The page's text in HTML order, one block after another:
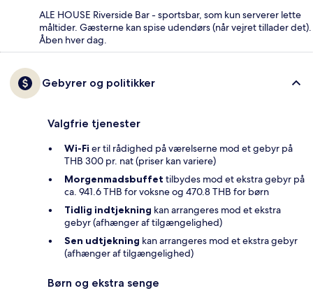
ALE HOUSE Riverside Bar - sportsbar, som kun serverer lette
måltider. Gæsterne kan spise udendørs (når vejret tillader det).
Åben hver dag.
Gebyrer og politikker
Valgfrie tjenester
Wi-Fi er til rådighed på værelserne mod et gebyr på
THB 300 pr. nat (priser kan variere)
Morgenmadsbuffet tilbydes mod et ekstra gebyr på
ca. 941.6 THB for voksne og 470.8 THB for børn
Tidlig indtjekning kan arrangeres mod et ekstra
gebyr (afhænger af tilgængelighed)
Sen udtjekning kan arrangeres mod et ekstra gebyr
(afhænger af tilgængelighed)
Børn og ekstra senge